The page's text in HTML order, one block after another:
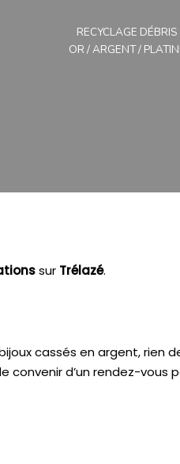
RECYCLAGE DÉBRIS
OR / ARGENT /
sur Trélazé.
cassés en argent, rien
convenir d’un rendez-vous